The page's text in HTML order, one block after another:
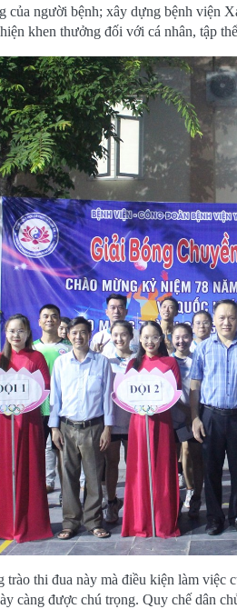
của người bệnh; xây dựng bệnh viện
khen thưởng đối với cá nhân, tập
trào thi đua này mà điều kiện làm việc
càng được chú trọng. Quy chế dân